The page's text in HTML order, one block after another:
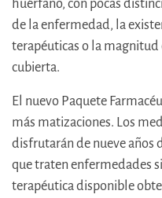
huérfano, con pocas
de la enfermedad, la
terapéuticas o la magnitud
cubierta.
El nuevo Paquete
más matizaciones. Los
disfrutarán de nueve años
que traten enfermedades
terapéutica disponible